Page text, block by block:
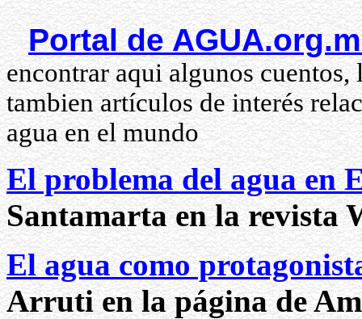
Portal de
encontrar aqui algunos cuentos,
tambien artículos de interés
agua en el mundo
El problema del agua en
Santamarta en la revista
El agua como
Arruti en la página de